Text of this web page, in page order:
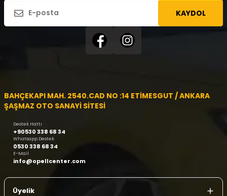
KAYDOL
BAHÇEKAPI MAH. 2540.CAD NO :14 ETİMESGUT / ANKARA
ŞAŞMAZ OTO SANAYİ SİTESİ
Destek Hattı
+90530 338 68 34
Whatsapp Destek
0530 338 68 34
E-Mail
info@opellcenter.com
Üyelik